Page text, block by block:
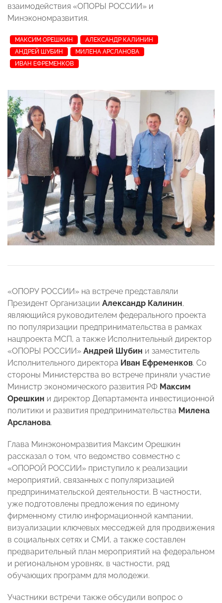
взаимодействия «ОПОРЫ РОССИИ» и
Минэкономразвития.
МАКСИМ ОРЕШКИН
АЛЕКСАНДР КАЛИНИН
АНДРЕЙ ШУБИН
МИЛЕНА АРСЛАНОВА
ИВАН ЕФРЕМЕНКОВ
«ОПОРУ РОССИИ» на встрече представляли
Президент Организации Александр Калинин,
являющийся руководителем федерального проекта
по популяризации предпринимательства в рамках
нацпроекта МСП, а также Исполнительный директор
«ОПОРЫ РОССИИ» Андрей Шубин и заместитель
Исполнительного директора Иван Ефременков. Со
стороны Министерства во встрече приняли участие
Министр экономического развития РФ Максим
Орешкин и директор Департамента инвестиционной
политики и развития предпринимательства Милена
Арсланова.
Глава Минэкономразвития Максим Орешкин
рассказал о том, что ведомство совместно с
«ОПОРОЙ РОССИИ» приступило к реализации
мероприятий, связанных с популяризацией
предпринимательской деятельности. В частности,
уже подготовлены предложения по единому
фирменному стилю информационной кампании,
визуализации ключевых месседжей для продвижения
в социальных сетях и СМИ, а также составлен
предварительный план мероприятий на федеральном
и региональном уровнях, в частности, ряд
обучающих программ для молодежи.
Участники встречи также обсудили вопрос о